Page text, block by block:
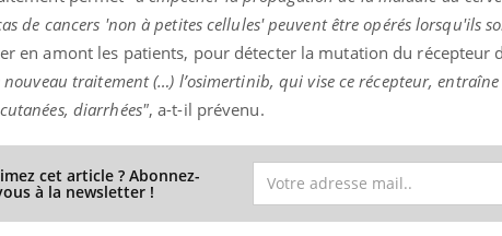
de cancers 'non à petites cellules' peuvent être opérés lorsqu'ils
en amont les patients, pour détecter la mutation du récepteur
traitement (…) l’osimertinib, qui vise ce récepteur,
diarrhées", a-t-il prévenu.
cet article ? Abonnez-
à la newsletter !